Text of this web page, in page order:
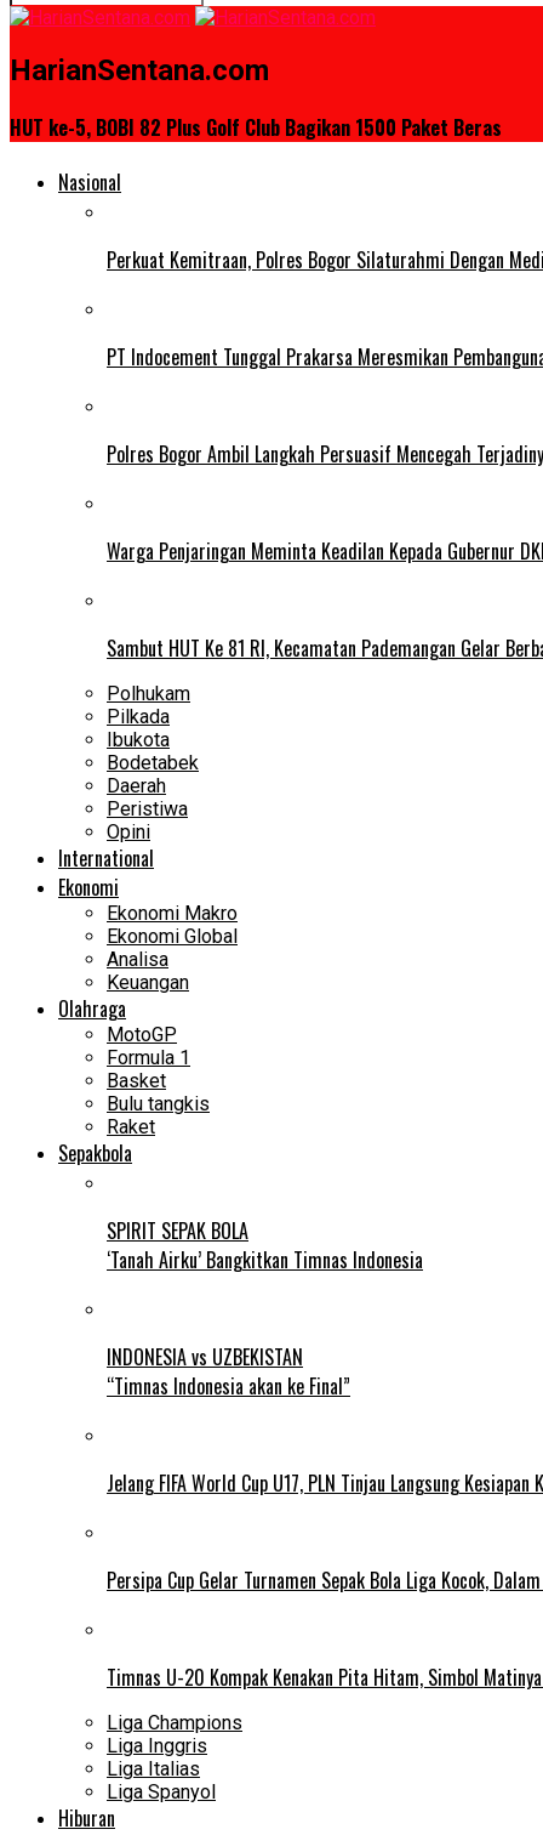
HarianSentana.com
HUT ke-5, BOBI 82 Plus Golf Club Bagikan 1500 Paket Beras
Nasional
Perkuat Kemitraan, Polres Bogor Silaturahmi Dengan
PT Indocement Tunggal Prakarsa Meresmikan
Polres Bogor Ambil Langkah Persuasif Mencegah
Warga Penjaringan Meminta Keadilan Kepada Gubernur
Sambut HUT Ke 81 RI, Kecamatan Pademangan Gelar
Polhukam
Pilkada
Ibukota
Bodetabek
Daerah
Peristiwa
Opini
International
Ekonomi
Ekonomi Makro
Ekonomi Global
Analisa
Keuangan
Olahraga
MotoGP
Formula 1
Basket
Bulu tangkis
Raket
Sepakbola
SPIRIT SEPAK BOLA
‘Tanah Airku’ Bangkitkan Timnas Indonesia
INDONESIA vs UZBEKISTAN
“Timnas Indonesia akan ke Final”
Jelang FIFA World Cup U17, PLN Tinjau Langsung
Persipa Cup Gelar Turnamen Sepak Bola Liga Kocok,
Timnas U-20 Kompak Kenakan Pita Hitam, Simbol
Liga Champions
Liga Inggris
Liga Italias
Liga Spanyol
Hiburan